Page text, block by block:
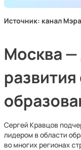
Источник: канал
Москва
Сергей Кравцов
лидером в области
во многих регионах